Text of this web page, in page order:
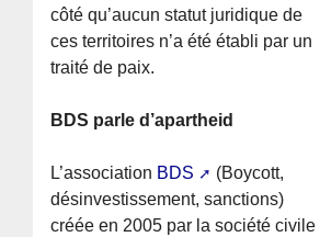
côté qu’aucun statut juridique de
ces territoires n’a été établi par un
traité de paix.
BDS parle d’apartheid
L’association BDS
(Boycott,
désinvestissement, sanctions)
créée en 2005 par la société civile